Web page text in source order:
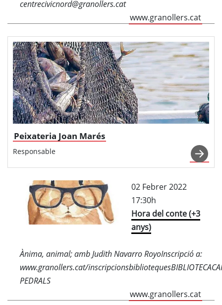
centrecivicnord@granollers.cat
www.granollers.cat
Peixateria Joan Marés
Responsable
02 Febrer 2022
17:30h
Hora del conte (+3
anys)
Ànima, animal; amb Judith Navarro RoyoInscripció a:
www.granollers.cat/
PEDRALS
www.granollers.cat